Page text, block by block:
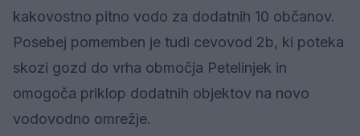
kakovostno pitno vodo za dodatnih 10 občanov.
Posebej pomemben je tudi cevovod 2b, ki poteka
skozi gozd do vrha območja Petelinjek in
omogoča priklop dodatnih objektov na novo
vodovodno omrežje.